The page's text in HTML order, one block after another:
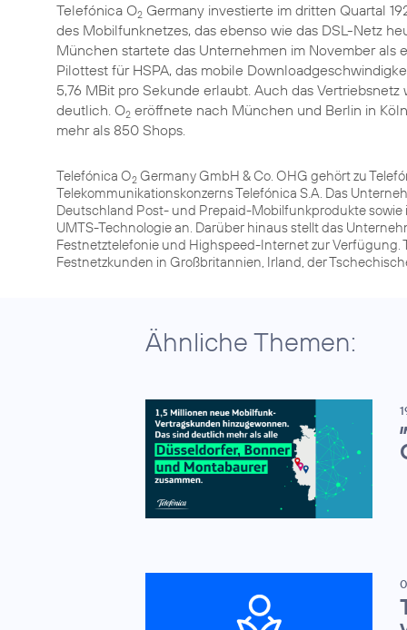
Telefónica O2 Germany investierte im dritten Quartal
des Mobilfunknetzes, das ebenso wie das DSL-Netz
München startete das Unternehmen im November als
Pilottest für HSPA, das mobile
5,76 MBit pro Sekunde erlaubt. Auch das
deutlich. O2 eröffnete nach München und Berlin in Köln
mehr als 850 Shops.
Telefónica O2 Germany GmbH & Co. OHG gehört zu
Telekommunikationskonzerns Telefónica S.A. Das
Deutschland Post- und Prepaid-Mobilfunkprodukte
UMTS-Technologie an. Darüber hinaus stellt das
Festnetztelefonie und Highspeed-Internet zur
Festnetzkunden in Großbritannien, Irland, der
Ähnliche Themen: